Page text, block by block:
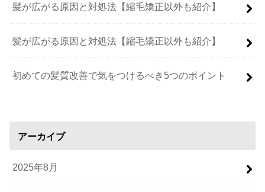
髪が広がる原因と対処法【縮毛矯正以外も紹介】
髪が広がる原因と対処法【縮毛矯正以外も紹介】
初めての髪質改善で気をつけるべき5つのポイント
アーカイブ
2025年8月